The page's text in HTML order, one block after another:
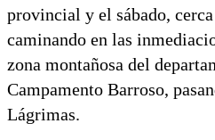
provincial y el sábado,
caminando en las
zona montañosa del
Campamento Barroso,
Lágrimas.